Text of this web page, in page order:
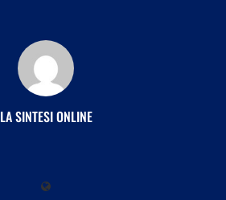
LA SINTESI ONLINE